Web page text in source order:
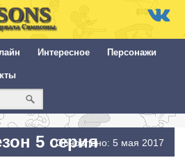
Симпсоны
Интересное Персонажи
5 серия
Обновлено: 5 мая 2017